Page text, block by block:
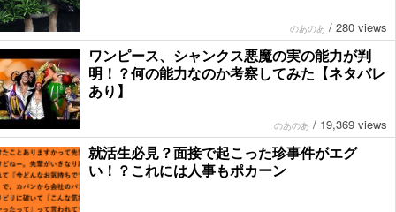
のあのあ / 280 views
ワンピース、シャンクス悪魔の実の能力が判
明！？何の能力なのか考察してみた【ネタバレ
あり】
のあのあ / 19,369 views
就活生必見？面接で起こった珍事件がエグ
い！？これには人事もポカーン